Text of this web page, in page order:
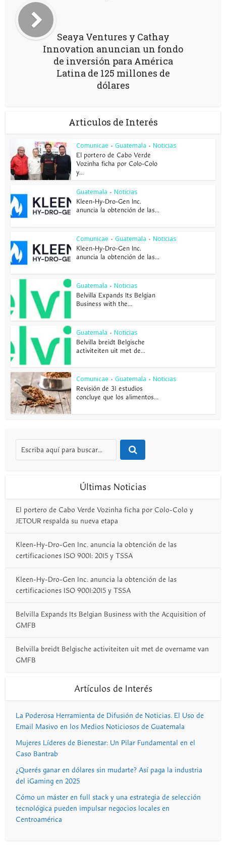
Seaya Ventures y Cathay
Innovation anuncian un fondo
de inversión para América
Latina de 125 millones de
dólares
Articulos de Interés
Comunicae • Guatemala • Noticias
El portero de Cabo Verde
Vozinha ficha por Colo-Colo
y...
Guatemala • Noticias
Kleen-Hy-Dro-Gen Inc.
anuncia la obtención de las...
Comunicae • Guatemala • Noticias
Kleen-Hy-Dro-Gen Inc.
anuncia la obtención de las...
Guatemala • Noticias
Belvilla Expands Its Belgian
Business with the...
Guatemala • Noticias
Belvilla breidt Belgische
activiteiten uit met de...
Comunicae • Guatemala • Noticias
Revisión de 31 estudios
concluye que los alimentos...
Últimas Noticias
El portero de Cabo Verde Vozinha ficha por Colo-Colo y
JETOUR respalda su nueva etapa
Kleen-Hy-Dro-Gen Inc. anuncia la obtención de las
certificaciones ISO 9001: 2015 y TSSA
Kleen-Hy-Dro-Gen Inc. anuncia la obtención de las
certificaciones ISO 9001:2015 y TSSA
Belvilla Expands Its Belgian Business with the Acquisition of
GMFB
Belvilla breidt Belgische activiteiten uit met de overname van
GMFB
Artículos de Interés
La Poderosa Herramienta de Difusión de Noticias. El Uso de
Email Masivo en los Medios Noticiosos de Guatemala
Mujeres Líderes de Bienestar: Un Pilar Fundamental en el
Caso Bantrab
¿Querés ganar en dólares sin mudarte? Así paga la industria
del iGaming en 2025
Cómo un máster en full stack y una estrategia de selección
tecnológica pueden impulsar negocios locales en
Centroamérica